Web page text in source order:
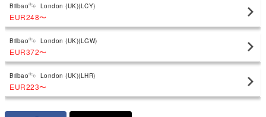
Bilbao London (UK)(LCY)
EUR248〜
Bilbao London (UK)(LGW)
EUR372〜
Bilbao London (UK)(LHR)
EUR223〜